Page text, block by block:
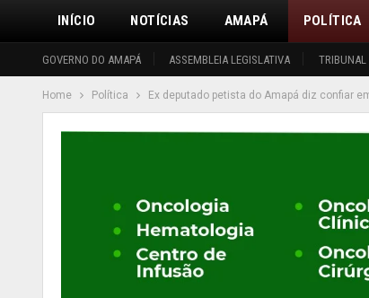
INÍCIO
GOVERNO DO AMAPÁ ASSEMBLEIA LEGISLATIVA
NOTÍCIAS AMAPÁ POLÍTICA
Home Política Ex deputado petista do Amapá diz confiar